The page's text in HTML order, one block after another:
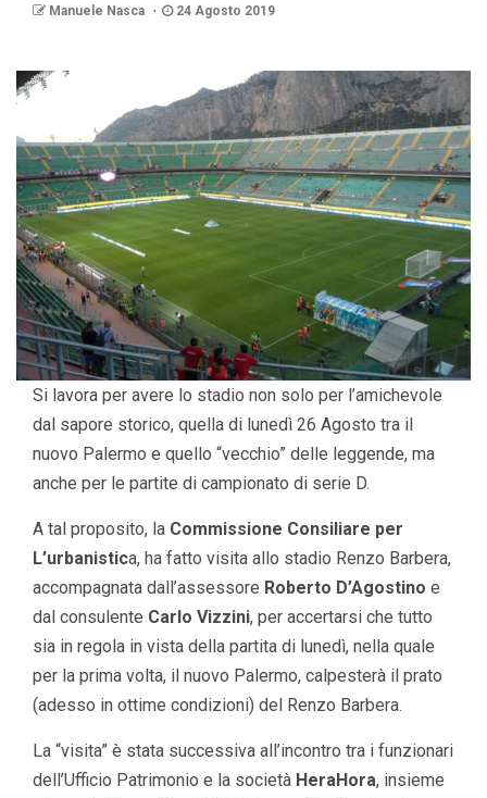
Manuele Nasca 24 Agosto 2019
Si lavora per avere lo stadio non solo per l’amichevole
dal sapore storico, quella di lunedì 26 Agosto tra il
nuovo Palermo e quello “vecchio” delle leggende, ma
anche per le partite di campionato di serie D.
A tal proposito, la Commissione Consiliare per
L’urbanistica, ha fatto visita allo stadio Renzo Barbera,
accompagnata dall’assessore Roberto D’Agostino e
dal consulente Carlo Vizzini, per accertarsi che tutto
sia in regola in vista della partita di lunedì, nella quale
per la prima volta, il nuovo Palermo, calpesterà il prato
(adesso in ottime condizioni) del Renzo Barbera.
La “visita” è stata successiva all’incontro tra i funzionari
dell’Ufficio Patrimonio e la società HeraHora, insieme